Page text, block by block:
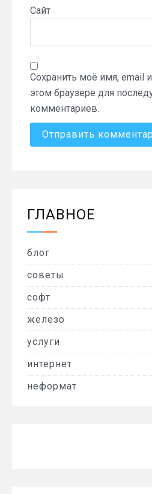
Сайт
Сохранить моё имя, email
этом браузере для
комментариев.
ГЛАВНОЕ
блог
советы
софт
железо
услуги
интернет
неформат